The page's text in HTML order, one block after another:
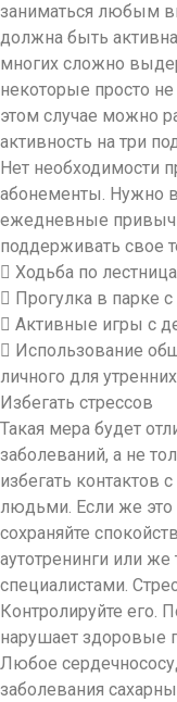
заниматься любым
должна быть
многих сложно
некоторые просто
этом случае можно
активность на три
Нет необходимости
абонементы. Нужно
ежедневные
поддерживать свое
 Ходьба по
 Прогулка в парке
 Активные игры с
 Использование
личного для
Избегать стрессов
Такая мера будет
заболеваний, а не
избегать контактов
людьми. Если же это
сохраняйте
аутотренинги или же
специалистами.
Контролируйте его.
нарушает здоровые
Любое
заболевания